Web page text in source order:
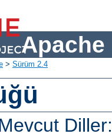
Apache
> Sürüm 2.4